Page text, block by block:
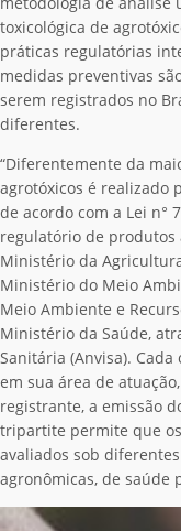
toxicológica de
práticas regulatórias
medidas preventivas
serem registrados no
diferentes.
“Diferentemente da
agrotóxicos é realizado
de acordo com a Lei n°
regulatório de produtos
Ministério da
Ministério do Meio
Meio Ambiente e
Ministério da Saúde,
Sanitária (Anvisa).
em sua área de
registrante, a emissão
tripartite permite que
avaliados sob
agronômicas, de saúde